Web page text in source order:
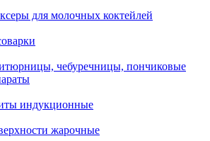
для молочных коктейлей
чебуречницы, пончиковые
индукционные
жарочные